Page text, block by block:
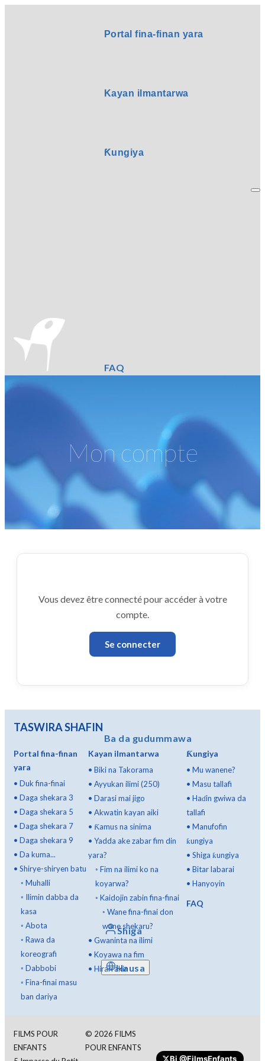
Portal fina-finan yara
Kayan ilmantarwa
Ƙungiya
FAQ
Ba da gudummawa
Shiga
Hausa
Mon compte
Vous devez être connecté pour accéder à votre
compte.
Se connecter
TASWIRA SHAFIN
Portal fina-finan
yara
• Duk fina-finai
• Daga shekara 3
• Daga shekara 5
• Daga shekara 7
• Daga shekara 9
• Da kuma...
• Shirye-shiryen batu
◦ Muhalli
◦ Ilimin dabba da
kasa
◦ Abota
◦ Rawa da
koreografi
◦ Dabbobi
◦ Fina-finai masu
ban dariya
Kayan ilmantarwa
• Biki na Takorama
• Ayyukan ilimi (250)
• Darasi mai jigo
• Akwatin kayan aiki
• Ƙamus na sinima
• Yadda ake zabar fim din
yara?
◦ Fim na ilimi ko na
koyarwa?
◦ Kaidojin zabin fina-finai
◦ Wane fina-finai don
wane shekaru?
• Gwaninta na ilimi
• Koyawa na fim
• Hirarrakin
Ƙungiya
•Mu wanene?
•Masu tallafi
•Haɗin gwiwa da
tallafi
•Manufofin
ƙungiya
•Shiga ƙungiya
•Bitar labarai
•Hanyoyin
FAQ
FILMS POUR
ENFANTS
© 2026 FILMS
POUR ENFANTS
Bi @FilmsEnfants